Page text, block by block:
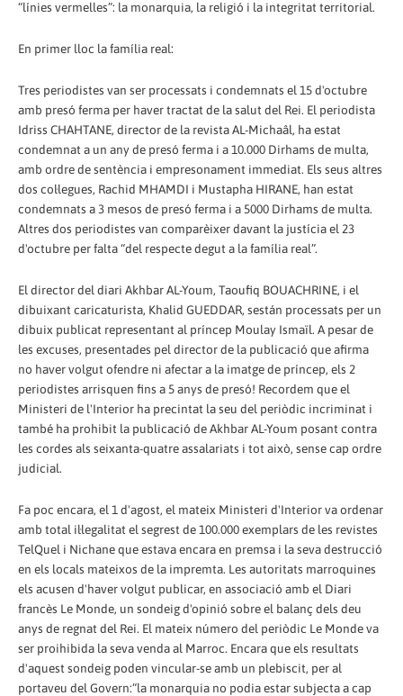
“línies vermelles”: la monarquia, la religió i la integritat territorial.
En primer lloc la família real:
Tres periodistes van ser processats i condemnats el 15 d'octubre
amb presó ferma per haver tractat de la salut del Rei. El periodista
Idriss CHAHTANE, director de la revista AL-Michaâl, ha estat
condemnat a un any de presó ferma i a 10.000 Dirhams de multa,
amb ordre de sentència i empresonament immediat. Els seus altres
dos col·legues, Rachid MHAMDI i Mustapha HIRANE, han estat
condemnats a 3 mesos de presó ferma i a 5000 Dirhams de multa.
Altres dos periodistes van comparèixer davant la justícia el 23
d'octubre per falta “del respecte degut a la família real”.
El director del diari Akhbar AL-Youm, Taoufiq BOUACHRINE, i el
dibuixant caricaturista, Khalid GUEDDAR, sestán processats per un
dibuix publicat representant al príncep Moulay Ismaïl. A pesar de
les excuses, presentades pel director de la publicació que afirma
no haver volgut ofendre ni afectar a la imatge de príncep, els 2
periodistes arrisquen fins a 5 anys de presó! Recordem que el
Ministeri de l'Interior ha precintat la seu del periòdic incriminat i
també ha prohibit la publicació de Akhbar AL-Youm posant contra
les cordes als seixanta-quatre assalariats i tot això, sense cap ordre
judicial.
Fa poc encara, el 1 d'agost, el mateix Ministeri d'Interior va ordenar
amb total il·legalitat el segrest de 100.000 exemplars de les revistes
TelQuel i Nichane que estava encara en premsa i la seva destrucció
en els locals mateixos de la impremta. Les autoritats marroquines
els acusen d'haver volgut publicar, en associació amb el Diari
francès Le Monde, un sondeig d'opinió sobre el balanç dels deu
anys de regnat del Rei. El mateix número del periòdic Le Monde va
ser proihibida la seva venda al Marroc. Encara que els resultats
d'aquest sondeig poden vincular-se amb un plebiscit, per al
portaveu del Govern:“la monarquia no podia estar subjecta a cap